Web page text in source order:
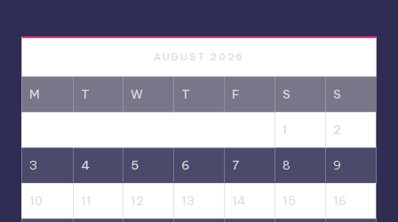
AUGUST 2026
M T W T F S S
1 2
3 4 5 6 7 8 9
10 11 12 13 14 15 16